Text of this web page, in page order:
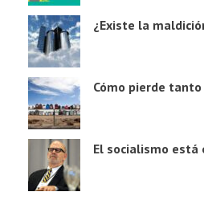
¿Existe la
Cómo pierde
El socialismo está